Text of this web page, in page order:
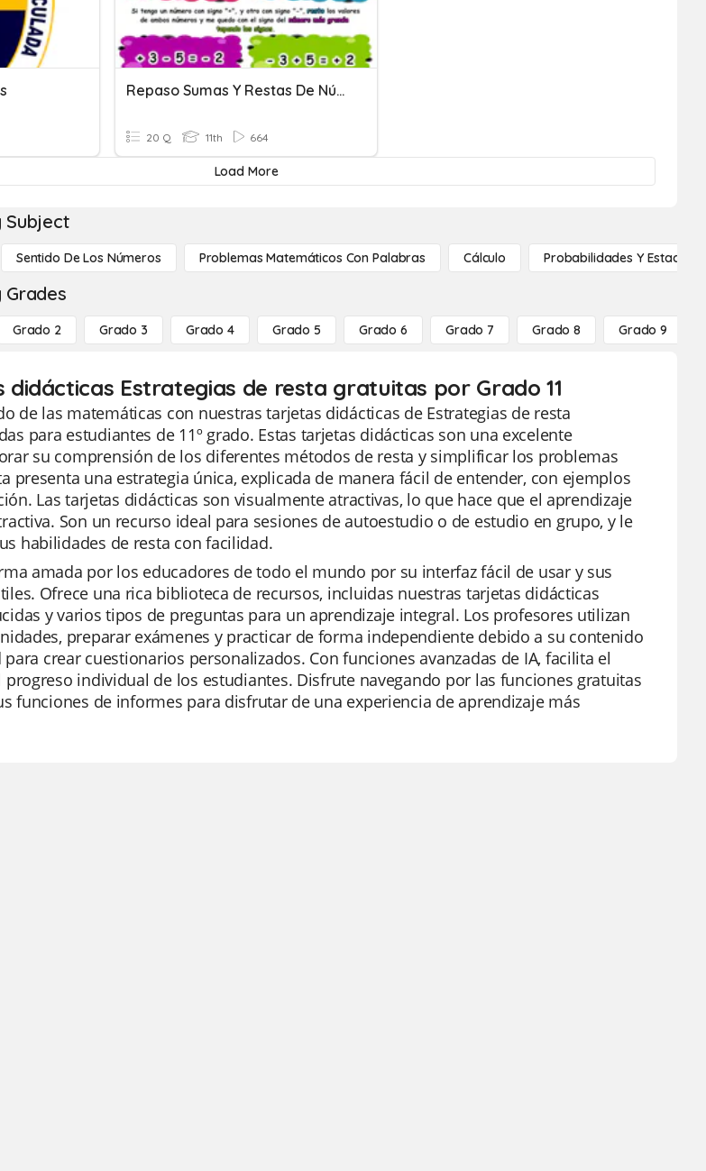
Repaso Sumas Y Restas De Números Enteros
20 Q 11th 664
Load More
Subject
Sentido De Los Números Problemas Matemáticos Con Palabras Cálculo Probabilidades Y
Grades
Grado 2 Grado 3 Grado 4 Grado 5 Grado 6 Grado 7 Grado 8 Grado 9
Estrategias de resta gratuitas por Grado 11
de las matemáticas con nuestras tarjetas didácticas de Estrategias de resta
para estudiantes de 11º grado. Estas tarjetas didácticas son una excelente
su comprensión de los diferentes métodos de resta y simplificar los problemas
presenta una estrategia única, explicada de manera fácil de entender, con ejemplos
Las tarjetas didácticas son visualmente atractivas, lo que hace que el aprendizaje
Son un recurso ideal para sesiones de autoestudio o de estudio en grupo, y le
habilidades de resta con facilidad.
amada por los educadores de todo el mundo por su interfaz fácil de usar y sus
Ofrece una rica biblioteca de recursos, incluidas nuestras tarjetas didácticas
y varios tipos de preguntas para un aprendizaje integral. Los profesores utilizan
preparar exámenes y practicar de forma independiente debido a su contenido
crear cuestionarios personalizados. Con funciones avanzadas de IA, facilita el
individual de los estudiantes. Disfrute navegando por las funciones gratuitas
funciones de informes para disfrutar de una experiencia de aprendizaje más